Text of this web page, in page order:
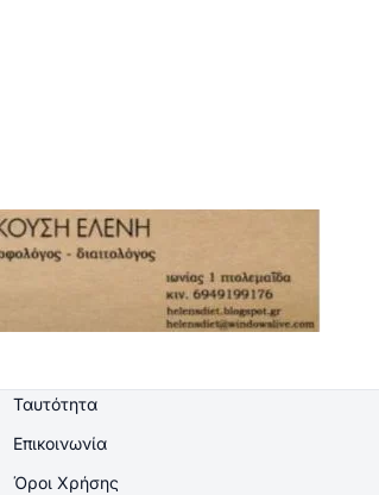
Ταυτότητα
Επικοινωνία
Όροι Χρήσης